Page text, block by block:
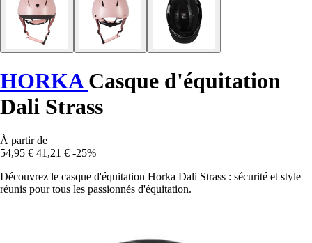
HORKACasque d'équitation
Dali Strass
À partir de
54,95 € 41,21 € -25%
Découvrez le casque d'équitation Horka Dali Strass : sécurité et style
réunis pour tous les passionnés d'équitation.